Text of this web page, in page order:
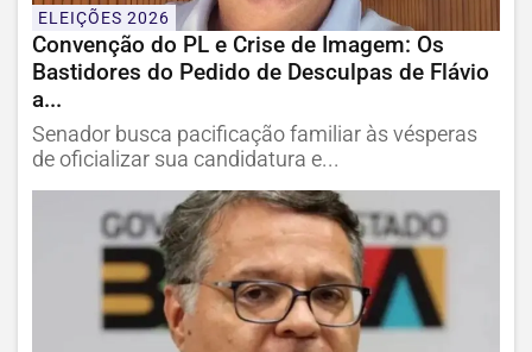
ELEIÇÕES 2026
Convenção do PL e Crise de Imagem: Os
Bastidores do Pedido de Desculpas de Flávio
a...
Senador busca pacificação familiar às vésperas
de oficializar sua candidatura e...